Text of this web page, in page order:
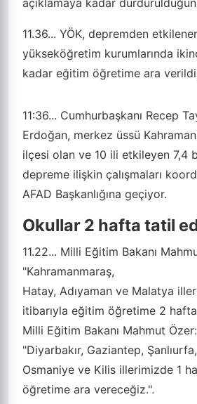
açıklamaya kadar
11.36... YÖK, depremden
yükseköğretim kurumlarında
kadar eğitim öğretime ara
11:36... Cumhurbaşkanı Recep
Erdoğan, merkez üssü
ilçesi olan ve 10 ili etkileyen 7,4
depreme ilişkin çalışmaları
AFAD Başkanlığına geçiyor.
Okullar 2 hafta tatil
11.22... Milli Eğitim Bakanı
"Kahramanmaraş,
Hatay, Adıyaman ve Malatya
itibarıyla eğitim öğretime 2
Milli Eğitim Bakanı Mahmut Özer:
"Diyarbakır, Gaziantep,
Osmaniye ve Kilis illerimizde 1
öğretime ara vereceğiz.".